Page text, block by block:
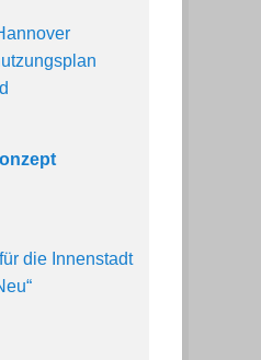
die Innenstadt